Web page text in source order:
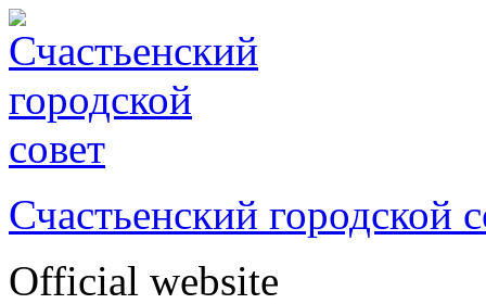
Счастьенский городской
Official website